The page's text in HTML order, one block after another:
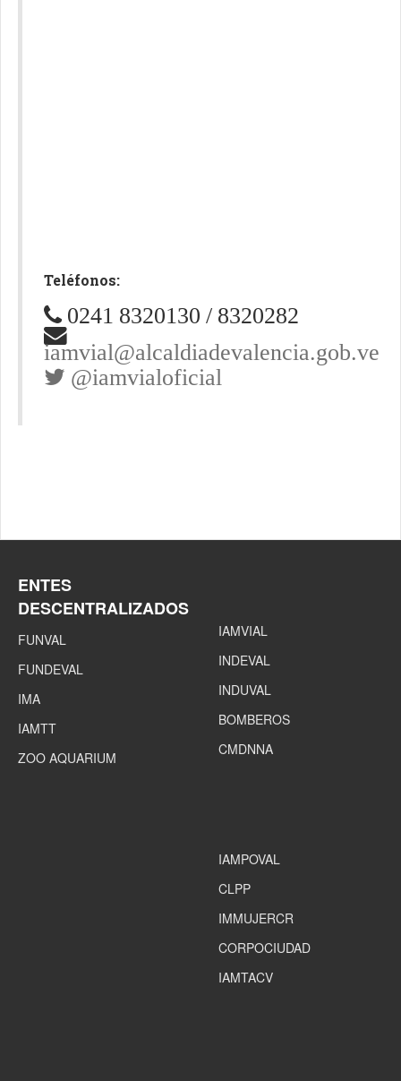
Teléfonos:
0241 8320130 / 8320282
iamvial@alcaldiadevalencia.gob.ve
@iamvialoficial
ENTES
DESCENTRALIZADOS
FUNVAL
FUNDEVAL
IMA
IAMTT
ZOO AQUARIUM
IAMVIAL
INDEVAL
INDUVAL
BOMBEROS
CMDNNA
IAMPOVAL
CLPP
IMMUJERCR
CORPOCIUDAD
IAMTACV